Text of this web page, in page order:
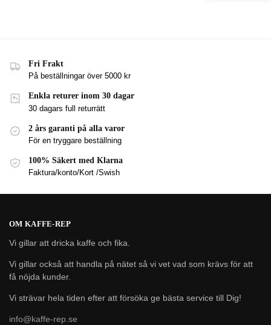
Fri Frakt
På beställningar över 5000 kr
Enkla returer inom 30 dagar
30 dagars full returrätt
2 års garanti på alla varor
För en tryggare beställning
100% Säkert med Klarna
Faktura/konto/Kort /Swish
OM KAFFE-REP
Vi gillar att dricka kaffe och fika.
Vi gillar också att handla på nätet så vi vet vad som krävs för att
få nöjda kunder.
Vi strävar hela tiden efter att försöka ge bästa service till Dig!
info@kaffe-rep.se